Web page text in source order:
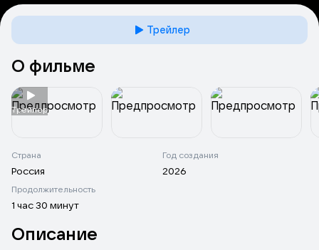
Трейлер
О фильме
Tрейлер
Страна
Россия
Год создания
2026
Продолжительность
1 час 30 минут
Описание